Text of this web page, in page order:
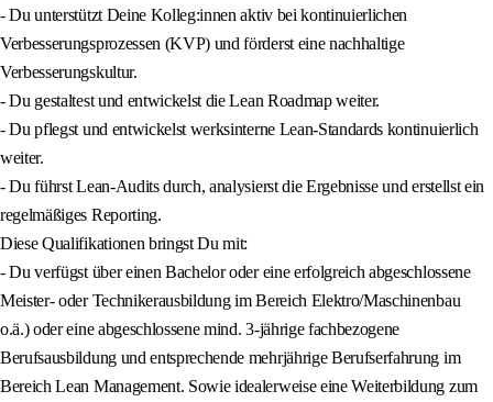
- Du unterstützt Deine Kolleg:innen aktiv bei kontinuierlichen
Verbesserungsprozessen (KVP) und förderst eine nachhaltige
Verbesserungskultur.
- Du gestaltest und entwickelst die Lean Roadmap weiter.
- Du pflegst und entwickelst werksinterne Lean‑Standards kontinuierlich
weiter.
- Du führst Lean‑Audits durch, analysierst die Ergebnisse und erstellst ein
regelmäßiges Reporting.
Diese Qualifikationen bringst Du mit:
- Du verfügst über einen Bachelor oder eine erfolgreich abgeschlossene
Meister- oder Technikerausbildung im Bereich Elektro/Maschinenbau
o.ä.) oder eine abgeschlossene mind. 3-jährige fachbezogene
Berufsausbildung und entsprechende mehrjährige Berufserfahrung im
Bereich Lean Management. Sowie idealerweise eine Weiterbildung zum